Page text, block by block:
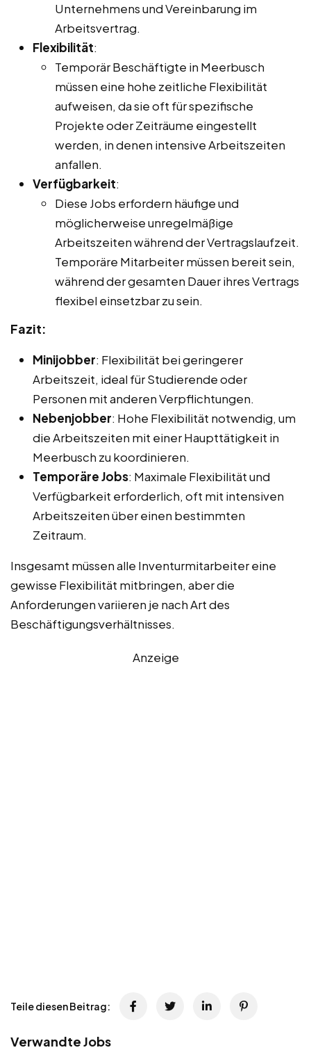
Unternehmens und Vereinbarung im
Arbeitsvertrag.
Flexibilität:
Temporär Beschäftigte in Meerbusch
müssen eine hohe zeitliche Flexibilität
aufweisen, da sie oft für spezifische
Projekte oder Zeiträume eingestellt
werden, in denen intensive Arbeitszeiten
anfallen.
Verfügbarkeit:
Diese Jobs erfordern häufige und
möglicherweise unregelmäßige
Arbeitszeiten während der Vertragslaufzeit.
Temporäre Mitarbeiter müssen bereit sein,
während der gesamten Dauer ihres Vertrags
flexibel einsetzbar zu sein.
Fazit:
Minijobber: Flexibilität bei geringerer
Arbeitszeit, ideal für Studierende oder
Personen mit anderen Verpflichtungen.
Nebenjobber: Hohe Flexibilität notwendig, um
die Arbeitszeiten mit einer Haupttätigkeit in
Meerbusch zu koordinieren.
Temporäre Jobs: Maximale Flexibilität und
Verfügbarkeit erforderlich, oft mit intensiven
Arbeitszeiten über einen bestimmten
Zeitraum.
Insgesamt müssen alle Inventurmitarbeiter eine
gewisse Flexibilität mitbringen, aber die
Anforderungen variieren je nach Art des
Beschäftigungsverhältnisses.
Anzeige
Teile diesen Beitrag:
Verwandte Jobs